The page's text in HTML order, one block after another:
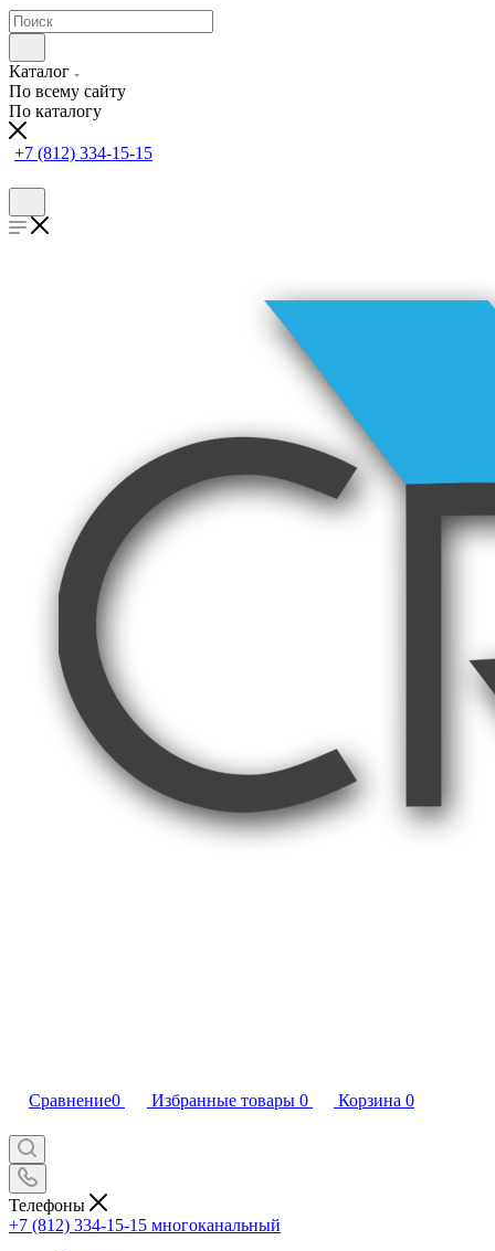
Каталог
По всему сайту
По каталогу
+7 (812) 334-15-15
Сравнение0 Избранные товары 0 Корзина 0
Телефоны
+7 (812) 334-15-15 многоканальный